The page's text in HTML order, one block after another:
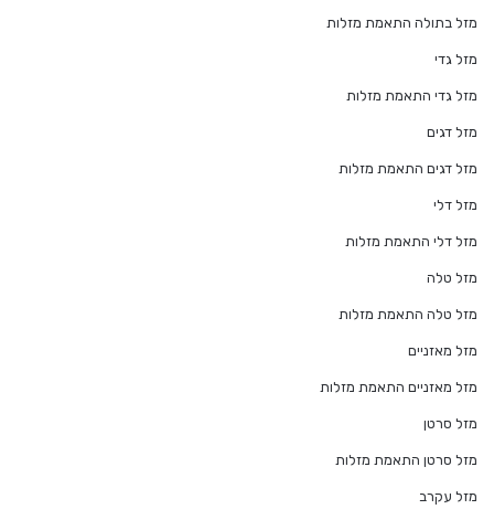
מזל בתולה התאמת מזלות
מזל גדי
מזל גדי התאמת מזלות
מזל דגים
מזל דגים התאמת מזלות
מזל דלי
מזל דלי התאמת מזלות
מזל טלה
מזל טלה התאמת מזלות
מזל מאזניים
מזל מאזניים התאמת מזלות
מזל סרטן
מזל סרטן התאמת מזלות
מזל עקרב